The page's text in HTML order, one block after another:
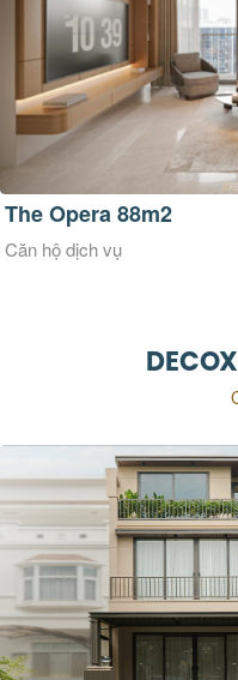
Căn hộ dịch vụ Kimmy
Căn hộ dịch vụ